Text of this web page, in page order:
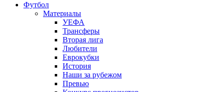
Футбол
Материалы
УЕФА
Трансферы
Вторая лига
Любители
Еврокубки
История
Наши за рубежом
Превью